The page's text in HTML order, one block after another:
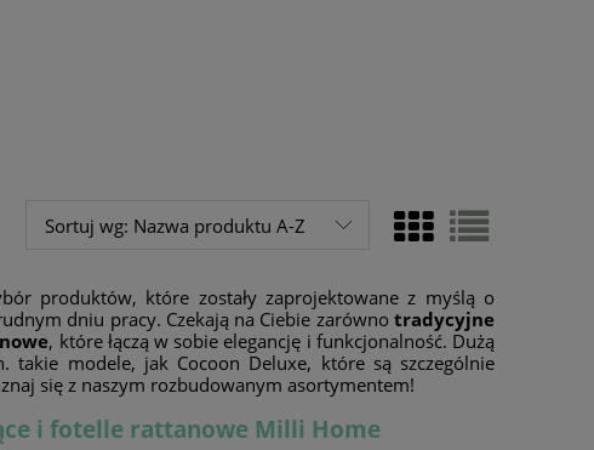
Sortuj wg: Nazwa produktu A-Z
produktów, które zostały zaprojektowane z myślą o
dniu pracy. Czekają na Ciebie zarówno tradycyjne
, które łączą w sobie elegancję i funkcjonalność. Dużą
modele, jak Cocoon Deluxe, które są szczególnie
się z naszym rozbudowanym asortymentem!
i fotelle rattanowe Milli Home